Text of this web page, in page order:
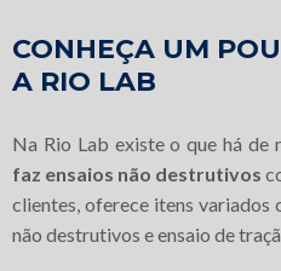
CONHEÇA UM
A RIO LAB
Na Rio Lab existe o que há de
faz ensaios não destrutivos
clientes, oferece itens variados
não destrutivos e ensaio de